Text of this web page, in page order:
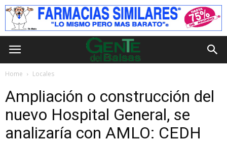
Home Locales
Ampliación o construcción del
nuevo Hospital General, se
analizaría con AMLO: CEDH